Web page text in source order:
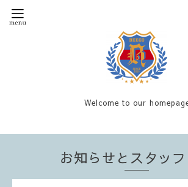
Welcome to our
お知らせとスタッ